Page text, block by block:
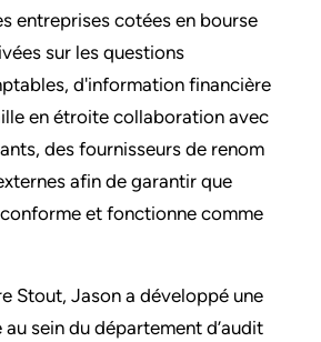
entreprises cotées en bourse
sur les questions
d'information financière
en étroite collaboration avec
des fournisseurs de renom
afin de garantir que
conforme et fonctionne comme
Stout, Jason a développé une
sein du département d’audit